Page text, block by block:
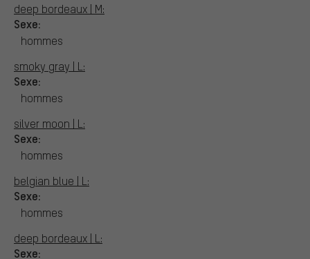
deep bordeaux | M:
Sexe:
hommes
smoky gray | L:
Sexe:
hommes
silver moon | L:
Sexe:
hommes
belgian blue | L:
Sexe:
hommes
deep bordeaux | L:
Sexe: